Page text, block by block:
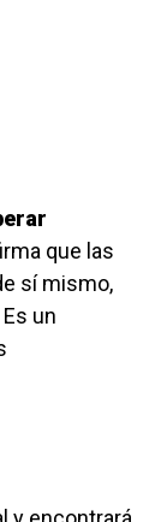
que las
sí mismo,
un